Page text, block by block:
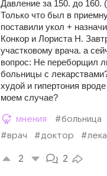
Давление за 150. до 160.
Только что был в
поставили укол +
Конкор и Лориста Н.
участковому врача. а
вопрос: Не переборщил
больницы с
худой и гипертония
моем случае?
мнения
#больница
#врач
#доктор
2 2